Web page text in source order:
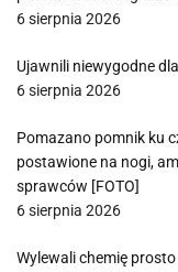
6 sierpnia 2026
Ujawnili niewygodne
6 sierpnia 2026
Pomazano pomnik ku
postawione na nogi,
sprawców [FOTO]
6 sierpnia 2026
Wylewali chemię